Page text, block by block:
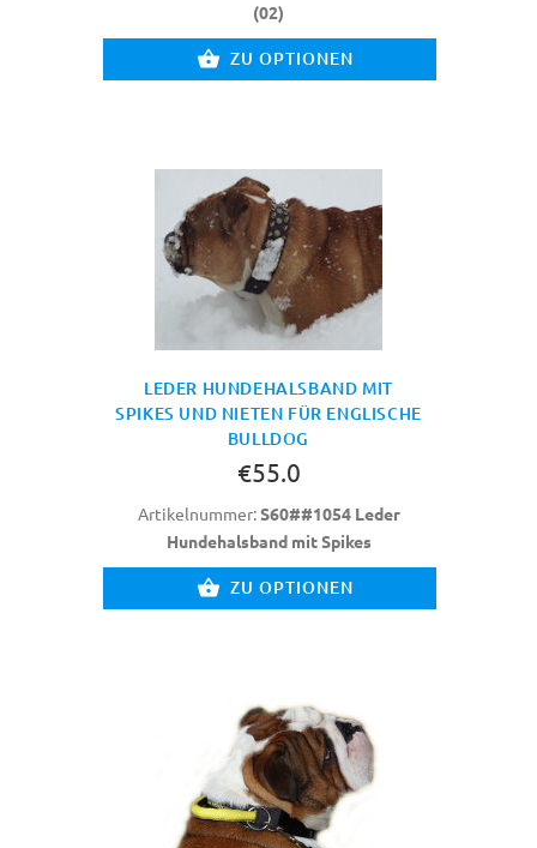
(02)
ZU OPTIONEN
LEDER HUNDEHALSBAND MIT
SPIKES UND NIETEN FÜR ENGLISCHE
BULLDOG
€55.0
Artikelnummer:S60##1054 Leder
Hundehalsband mit Spikes
ZU OPTIONEN